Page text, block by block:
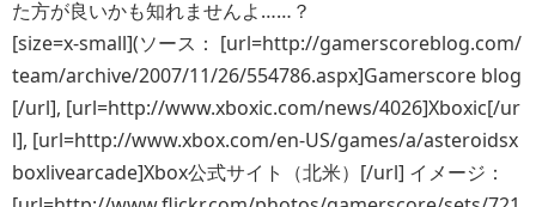
た方が良いかも知れませんよ……？
[size=x-small](ソース： [url=http://gamerscoreblog.com/
team/archive/2007/11/26/554786.aspx]Gamerscore blog
[/url], [url=http://www.xboxic.com/news/4026]Xboxic[/ur
l], [url=http://www.xbox.com/en-US/games/a/asteroidsx
boxlivearcade]Xbox公式サイト（北米）[/url] イメージ：